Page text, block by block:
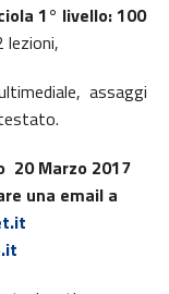
1° livello: 100
lezioni,
assaggi
20 Marzo 2017
una email a